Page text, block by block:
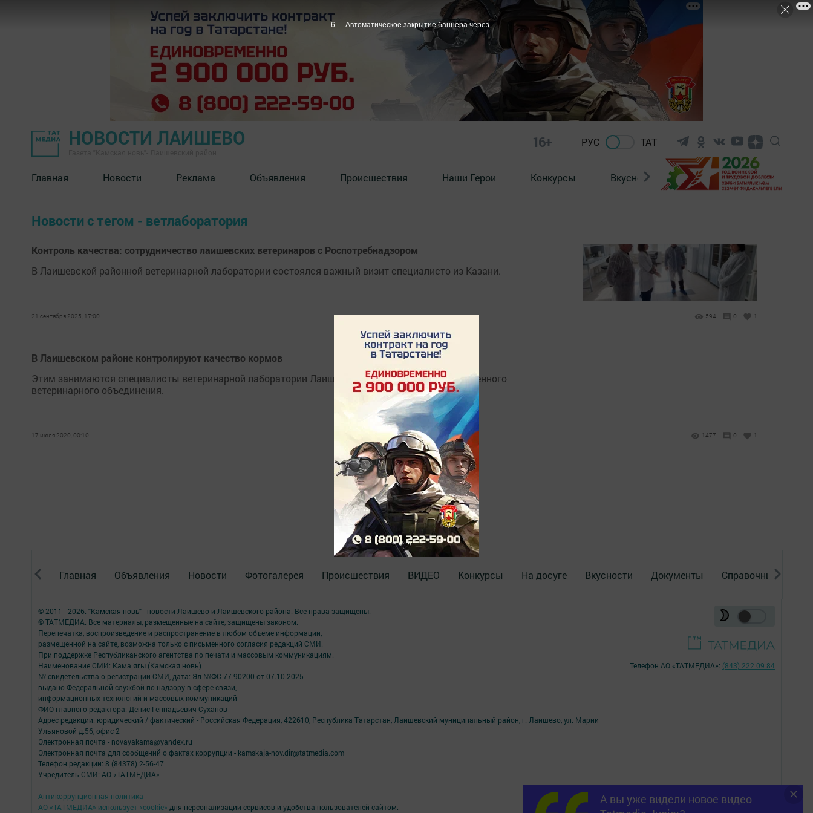
НОВОСТИ ЛАИШЕВО 16+ РУС ТАТ
Главная Новости Реклама Объявления Происшествия Наши Герои Конкурсы Вкусности Фотогалерея
Новости с тегом - ветлаборатория
Контроль качества: сотрудничество лаишевских ветеринаров с Роспотребнадзором
В Лаишевской районной ветеринарной лаборатории состоялся важный визит специалисто из Казани.
21 сентября 2025, 17:00 594 0 1
В Лаишевском районе контролируют качество кормов
Этим занимаются специалисты ветеринарной лаборатории Лаишевского районного государственного
ветеринарного объединения.
17 июля 2020, 00:10 1477 0 1
Главная Объявления Новости Фотогалерея Происшествия ВИДЕО Конкурсы На досуге Вкусности Документы Справочник
А вы уже видели новое видео
© 2011 - 2026. "Камская новь" - новости Лаишево и Лаишевского района. Все права защищены.
© ТАТМЕДИА. Все материалы, размещенные на сайте, защищены законом.
Перепечатка, воспроизведение и распространение в любом объеме информации,
размещенной на сайте, возможна только с письменного согласия редакций СМИ.
При поддержке Республиканского агентства по печати и массовым коммуникациям.
Наименование СМИ: Кама ягы (Камская новь)
№ свидетельства о регистрации СМИ, дата: Эл №ФC 77-90200 от 07.10.2025
выдано Федеральной службой по надзору в сфере связи,
информационных технологий и массовых коммуникаций
ФИО главного редактора: Денис Геннадьевич Суханов
Адрес редакции: юридический / фактический - Российская Федерация, 422610, Республика Татарстан, Лаишевский муниципальный район, г. Лаишево, ул. Марии
Ульяновой д.56, офис 2
Электронная почта - novayakama@yandex.ru
Электронная почта для сообщений о фактах коррупции - kamskaja-nov.dir@tatmedia.com
Телефон редакции: 8 (84378) 2-56-47
Учредитель СМИ: АО «ТАТМЕДИА»
Антикоррупционная политика
АО «ТАТМЕДИА» использует «cookie» для персонализации сервисов и удобства пользователей сайтом.
Телефон АО «ТАТМЕДИА»: (843) 222 09 84
6 Автоматическое закрытие баннера через